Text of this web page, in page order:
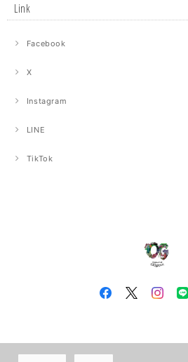
Link
Facebook
X
Instagram
LINE
TikTok